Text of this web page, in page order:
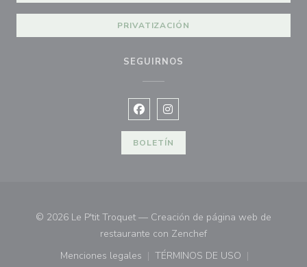
PRIVATIZACIÓN
SEGUIRNOS
Facebook ((abre en una nueva
Instagram ((abre en una
BOLETÍN
© 2026 Le P'tit Troquet — Creación de página web de
restaurante con Zenchef((abre en una nueva
Menciones legales
((abre en una nueva ventana))
TÉRMINOS DE USO
((abre en una nueva